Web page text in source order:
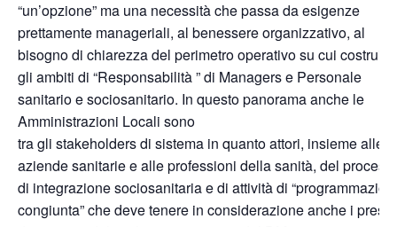
“un’opzione” ma una necessità che passa da esigenze
prettamente manageriali, al benessere organizzativo, al
bisogno di chiarezza del perimetro operativo su cui costruire
gli ambiti di “Responsabilità ” di Managers e Personale
sanitario e sociosanitario. In questo panorama anche le
Amministrazioni Locali sono
tra gli stakeholders di sistema in quanto attori, insieme alle
aziende sanitarie e alle professioni della sanità, del
di integrazione sociosanitaria e di attività di
congiunta” che deve tenere in considerazione anche i